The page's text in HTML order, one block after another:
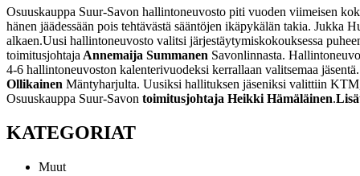
Osuuskauppa Suur-Savon hallintoneuvosto piti vuoden viimeisen
hänen jäädessään pois tehtävästä sääntöjen ikäpykälän takia. Jukka
alkaen.Uusi hallintoneuvosto valitsi järjestäytymiskokouksessa
toimitusjohtaja Annemaija Summanen Savonlinnasta.
4-6 hallintoneuvoston kalenterivuodeksi kerrallaan valitsemaa
Ollikainen Mäntyharjulta. Uusiksi hallituksen jäseniksi valittiin
Osuuskauppa Suur-Savon toimitusjohtaja Heikki Hämäläinen.
KATEGORIAT
Muut